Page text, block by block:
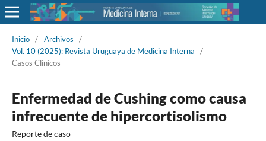
Inicio / Archivos
/
Vol. 10 (2025): Revista Uruguaya de Medicina Interna
/
Casos Clinicos
Enfermedad de Cushing como causa
infrecuente de hipercortisolismo
Reporte de caso